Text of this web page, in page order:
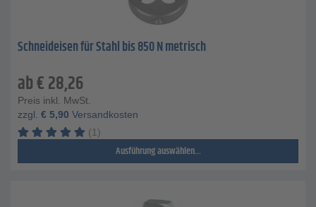
Schneideisen für Stahl bis 850 N metrisch
ab€28,26
Preis inkl. MwSt.
zzgl. € 5,90 Versandkosten
(1)
Ausführung auswählen...